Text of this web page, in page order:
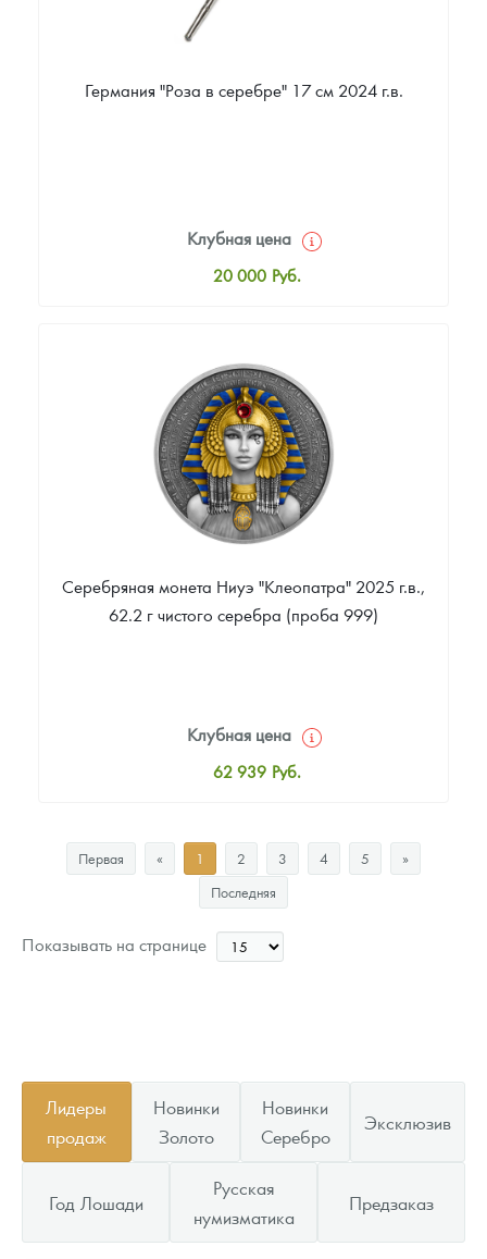
Германия "Роза в серебре" 17 см 2024 г.в.
Клубная цена
20 000 Руб.
Цена выкупа
Звоните
Серебряная монета Ниуэ "Клеопатра" 2025 г.в.,
62.2 г чистого серебра (проба 999)
Клубная цена
62 939 Руб.
65 003 Руб.
Цена выкупа
Звоните
Первая « 1 2 3 4 5
»
Последняя
Показывать на странице
Лидеры
продаж
Новинки
Золото
Новинки
Серебро
Эксклюзив
Год Лошади
Русская
нумизматика
Предзаказ